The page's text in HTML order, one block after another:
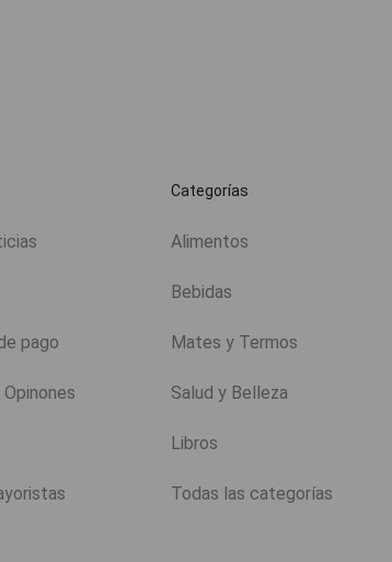
pago
Categorías
Alimentos
Bebidas
Mates y Termos
Salud y Belleza
Libros
Todas las categorías